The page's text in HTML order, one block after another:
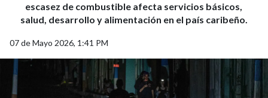
escasez de combustible afecta servicios básicos,
salud, desarrollo y alimentación en el país caribeño.
07 de Mayo 2026, 1:41 PM